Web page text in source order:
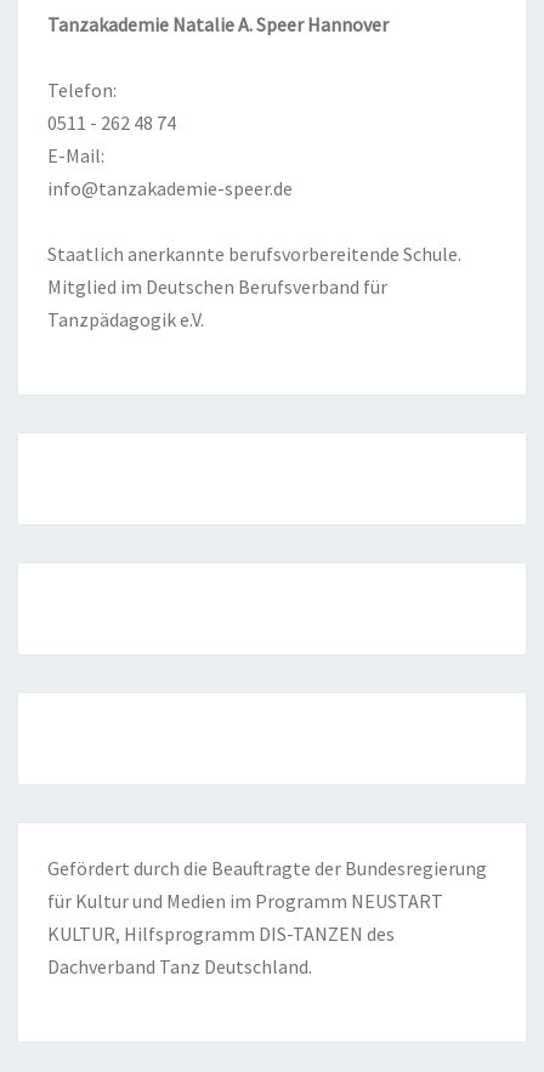
Tanzakademie Natalie A. Speer Hannover
Telefon:
0511 - 262 48 74
E-Mail:
info@tanzakademie-speer.de
Staatlich anerkannte berufsvorbereitende Schule.
Mitglied im Deutschen Berufsverband für
Tanzpädagogik e.V.
Gefördert durch die Beauftragte der Bundesregierung
für Kultur und Medien im Programm NEUSTART
KULTUR, Hilfsprogramm DIS-TANZEN des
Dachverband Tanz Deutschland.